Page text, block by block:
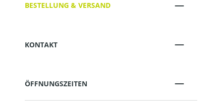
BESTELLUNG & VERSAND
KONTAKT
ÖFFNUNGSZEITEN